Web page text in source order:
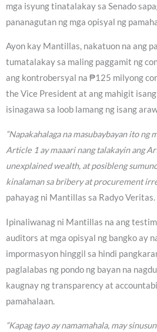
mga isyung tinatalakay sa Senado
pananagutan ng mga opisyal ng
Ayon kay Mantillas, nakatuon na ang
tumatalakay sa maling paggamit ng
ang kontrobersyal na ₱125 milyong
the Vice President at ang mahigit
isinagawa sa loob lamang ng isang
“Napakahalaga na masubaybayan ito ng
Article 1 ay maaari nang talakayin ang
unexplained wealth, at posibleng
kinalaman sa bribery at procurement
pahayag ni Mantillas sa Radyo Veritas.
Ipinaliwanag ni Mantillas na ang
auditors at mga opisyal ng bangko ay
impormasyon hinggil sa hindi
paglalabas ng pondo ng bayan na
kaugnay ng transparency at
pamahalaan.
“Kapag tayo ay namamahala, may